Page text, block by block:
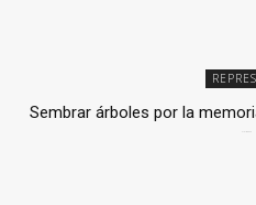
Sembrar árboles por la